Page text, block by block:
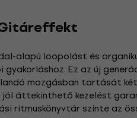
Gitáreffekt
dal-alapú loopolást és
gyakorláshoz. Ez az új
mozgásban tartását
áttekinthető kezelést
ritmuskönyvtár szinte az